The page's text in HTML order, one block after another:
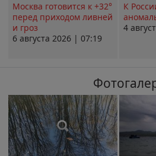
Москва готовится к +32°
перед приходом ливней
и гроз
6 августа 2026 | 07:19
К
4